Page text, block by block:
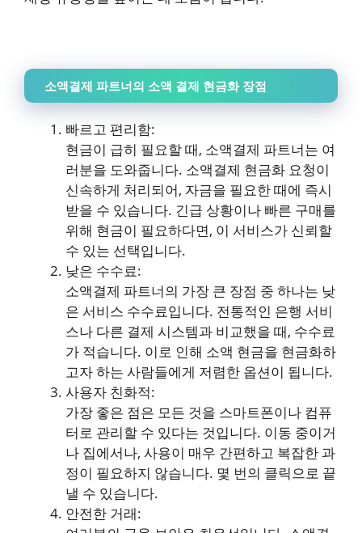
소액결제 파트너의 소액 결제 현금화 장점
빠르고 편리함:
현금이 급히 필요할 때, 소액결제 파트너는 여
러분을 도와줍니다. 소액결제 현금화 요청이
신속하게 처리되어, 자금을 필요한 때에 즉시
받을 수 있습니다. 긴급 상황이나 빠른 구매를
위해 현금이 필요하다면, 이 서비스가 신뢰할
수 있는 선택입니다.
낮은 수수료:
소액결제 파트너의 가장 큰 장점 중 하나는 낮
은 서비스 수수료입니다. 전통적인 은행 서비
스나 다른 결제 시스템과 비교했을 때, 수수료
가 적습니다. 이로 인해 소액 현금을 현금화하
고자 하는 사람들에게 저렴한 옵션이 됩니다.
사용자 친화적:
가장 좋은 점은 모든 것을 스마트폰이나 컴퓨
터로 관리할 수 있다는 것입니다. 이동 중이거
나 집에서나, 사용이 매우 간편하고 복잡한 과
정이 필요하지 않습니다. 몇 번의 클릭으로 끝
낼 수 있습니다.
안전한 거래: